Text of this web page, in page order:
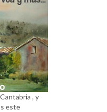
, y
este